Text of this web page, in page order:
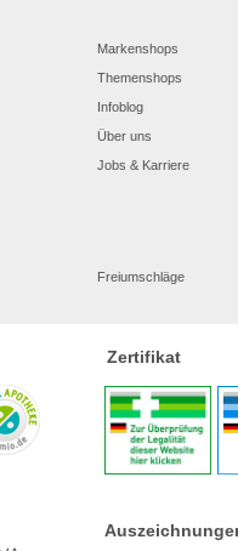
Markenshops
Themenshops
Infoblog
Über uns
Jobs & Karriere
Freiumschläge
Zertifikat